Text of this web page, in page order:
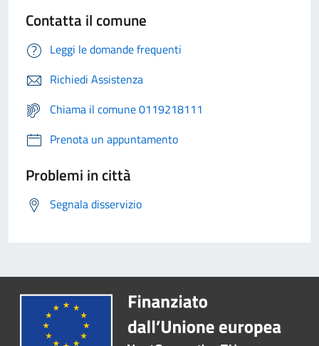
Contatta il comune
Leggi le domande frequenti
Richiedi Assistenza
Chiama il comune 0119218111
Prenota un appuntamento
Problemi in città
Segnala disservizio